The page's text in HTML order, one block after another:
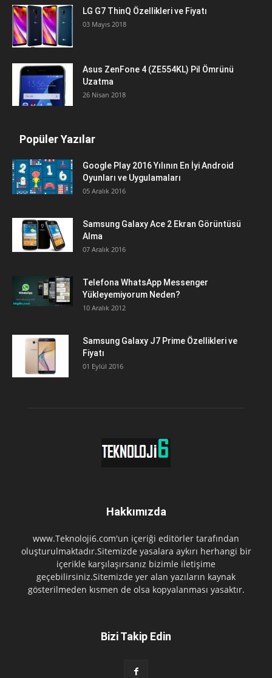
LG G7 ThinQ Özellikleri ve Fiyatı
03 Mayıs 2018
Asus ZenFone 4 (ZE554KL) Pil Ömrünü
Uzatma
26 Nisan 2018
Popüler Yazılar
Google Play 2016 Yılının En İyi Android
Oyunları ve Uygulamaları
05 Aralık 2016
Samsung Galaxy Ace 2 Ekran Görüntüsü
Alma
07 Aralık 2016
Telefona WhatsApp Messenger
Yükleyemiyorum Neden?
10 Aralık 2012
Samsung Galaxy J7 Prime Özellikleri ve
Fiyatı
01 Eylül 2016
Hakkımızda
www.Teknoloji6.com'un içeriği editörler tarafından
oluşturulmaktadır.Sitemizde yasalara aykırı herhangi bir
içerikle karşılaşırsanız bizimle iletişime
geçebilirsiniz.Sitemizde yer alan yazıların kaynak
gösterilmeden kısmen de olsa kopyalanması yasaktır.
Bizi Takip Edin